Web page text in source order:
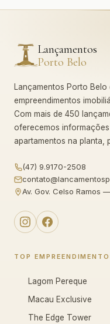
Lançamentos
Porto Belo
Lançamentos Porto
empreendimentos
Com mais de 450
oferecemos
apartamentos na planta,
(47) 9.9170-2508
Av. Gov. Celso Ramos
TOP
Lagom Pereque
Macau Exclusive
The Edge Tower